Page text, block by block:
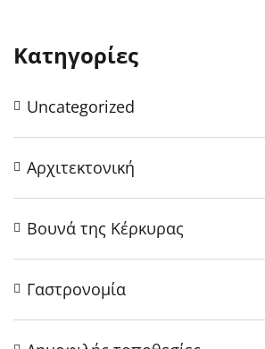
Κατηγορίες
Uncategorized
Αρχιτεκτονική
Βουνά της Κέρκυρας
Γαστρονομία